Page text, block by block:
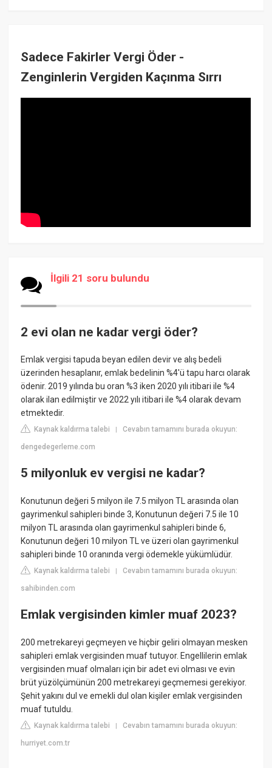
Sadece Fakirler Vergi Öder -
Zenginlerin Vergiden Kaçınma Sırrı
İlgili 21 soru bulundu
2 evi olan ne kadar vergi öder?
Emlak vergisi tapuda beyan edilen devir ve alış bedeli
üzerinden hesaplanır, emlak bedelinin %4'ü tapu harcı olarak
ödenir. 2019 yılında bu oran %3 iken 2020 yılı itibari ile %4
olarak ilan edilmiştir ve 2022 yılı itibari ile %4 olarak devam
etmektedir.
Kaynak kaldırma talebi |Cevabın tamamını burada okuyun:
dengedegerleme.com
5 milyonluk ev vergisi ne kadar?
Konutunun değeri 5 milyon ile 7.5 milyon TL arasında olan
gayrimenkul sahipleri binde 3, Konutunun değeri 7.5 ile 10
milyon TL arasında olan gayrimenkul sahipleri binde 6,
Konutunun değeri 10 milyon TL ve üzeri olan gayrimenkul
sahipleri binde 10 oranında vergi ödemekle yükümlüdür.
Kaynak kaldırma talebi |Cevabın tamamını burada okuyun:
sahibinden.com
Emlak vergisinden kimler muaf 2023?
200 metrekareyi geçmeyen ve hiçbir geliri olmayan mesken
sahipleri emlak vergisinden muaf tutuyor. Engellilerin emlak
vergisinden muaf olmaları için bir adet evi olması ve evin
brüt yüzölçümünün 200 metrekareyi geçmemesi gerekiyor.
Şehit yakını dul ve emekli dul olan kişiler emlak vergisinden
muaf tutuldu.
Kaynak kaldırma talebi |Cevabın tamamını burada okuyun:
hurriyet.com.tr